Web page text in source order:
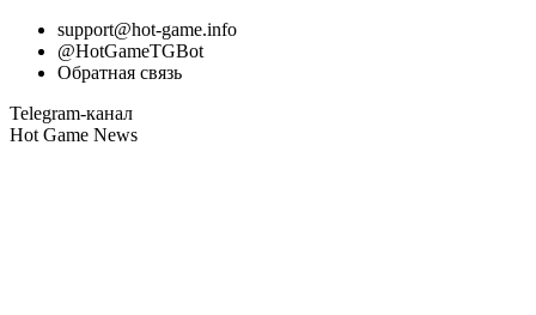
support@hot-game.info
@HotGameTGBot
Обратная связь
Telegram-канал
Hot Game News